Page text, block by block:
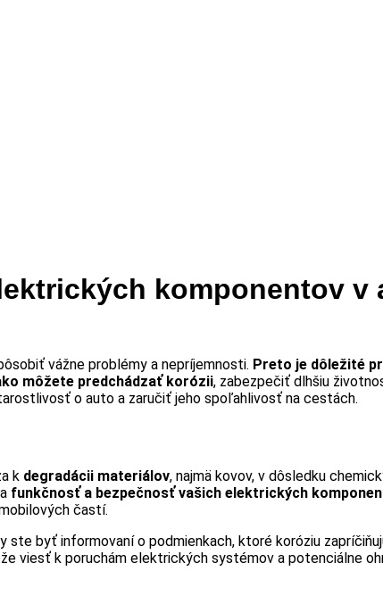
komponentov v
vážne problémy a nepríjemnosti. Preto je dôležité
môžete predchádzať korózii, zabezpečiť dlhšiu
o auto a zaručiť jeho spoľahlivosť na cestách.
k degradácii materiálov, najmä kovov, v dôsledku
funkčnosť a bezpečnosť vašich elektrických
častí.
byť informovaní o podmienkach, ktoré koróziu
viesť k poruchám elektrických systémov a potenciálne